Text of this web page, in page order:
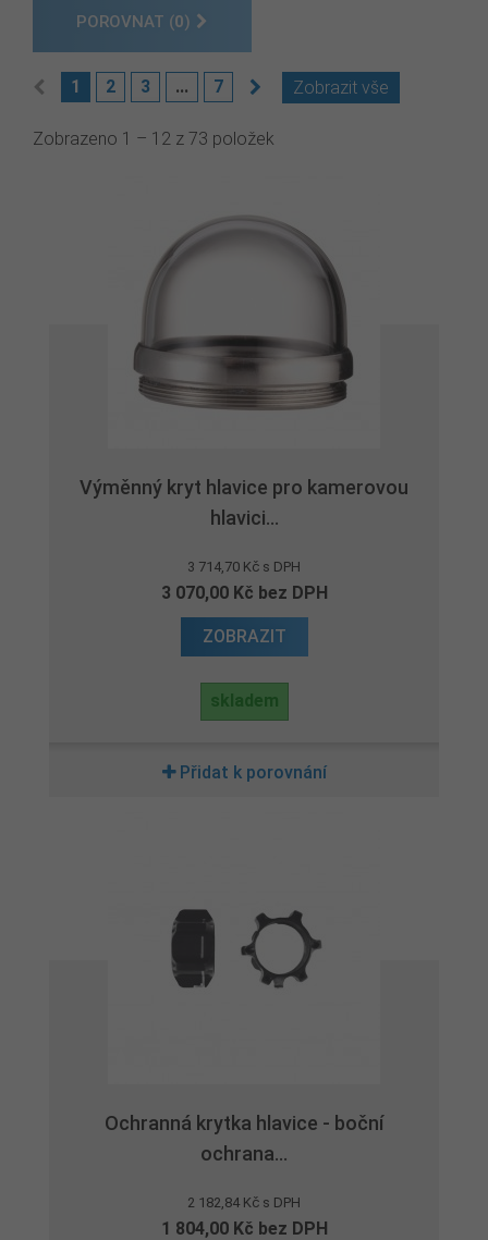
POROVNAT (0)
Zobrazit vše
1 2 3 ... 7
Zobrazeno 1 – 12 z 73 položek
Výměnný kryt hlavice pro kamerovou
hlavici...
3 714,70 Kč s DPH
3 070,00 Kč bez DPH
ZOBRAZIT
skladem
Přidat k porovnání
Ochranná krytka hlavice - boční
ochrana...
2 182,84 Kč s DPH
1 804,00 Kč bez DPH